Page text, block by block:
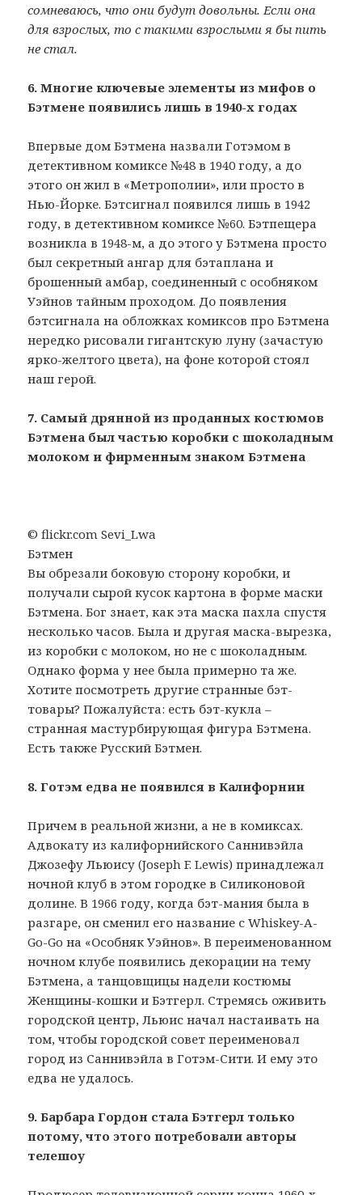
сомневаюсь, что они будут довольны. Если она
для взрослых, то с такими взрослыми я бы пить
не стал.
6. Многие ключевые элементы из мифов о
Бэтмене появились лишь в 1940-х годах
Впервые дом Бэтмена назвали Готэмом в
детективном комиксе №48 в 1940 году, а до
этого он жил в «Метрополии», или просто в
Нью-Йорке. Бэтсигнал появился лишь в 1942
году, в детективном комиксе №60. Бэтпещера
возникла в 1948-м, а до этого у Бэтмена просто
был секретный ангар для бэтаплана и
брошенный амбар, соединенный с особняком
Уэйнов тайным проходом. До появления
бэтсигнала на обложках комиксов про Бэтмена
нередко рисовали гигантскую луну (зачастую
ярко-желтого цвета), на фоне которой стоял
наш герой.
7. Самый дрянной из проданных костюмов
Бэтмена был частью коробки с шоколадным
молоком и фирменным знаком Бэтмена
© flickr.com Sevi_Lwa
Бэтмен
Вы обрезали боковую сторону коробки, и
получали сырой кусок картона в форме маски
Бэтмена. Бог знает, как эта маска пахла спустя
несколько часов. Была и другая маска-вырезка,
из коробки с молоком, но не с шоколадным.
Однако форма у нее была примерно та же.
Хотите посмотреть другие странные бэт-
товары? Пожалуйста: есть бэт-кукла –
странная мастурбирующая фигура Бэтмена.
Есть также Русский Бэтмен.
8. Готэм едва не появился в Калифорнии
Причем в реальной жизни, а не в комиксах.
Адвокату из калифорнийского Саннивэйла
Джозефу Льюису (Joseph F. Lewis) принадлежал
ночной клуб в этом городке в Силиконовой
долине. В 1966 году, когда бэт-мания была в
разгаре, он сменил его название с Whiskey-A-
Go-Go на «Особняк Уэйнов». В переименованном
ночном клубе появились декорации на тему
Бэтмена, а танцовщицы надели костюмы
Женщины-кошки и Бэтгерл. Стремясь оживить
городской центр, Льюис начал настаивать на
том, чтобы городской совет переименовал
город из Саннивэйла в Готэм-Сити. И ему это
едва не удалось.
9. Барбара Гордон стала Бэтгерл только
потому, что этого потребовали авторы
телешоу